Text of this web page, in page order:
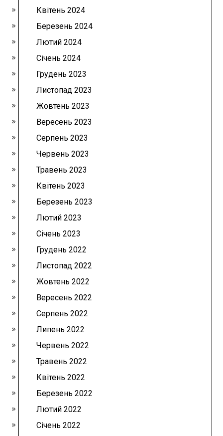
Квітень 2024
Березень 2024
Лютий 2024
Січень 2024
Грудень 2023
Листопад 2023
Жовтень 2023
Вересень 2023
Серпень 2023
Червень 2023
Травень 2023
Квітень 2023
Березень 2023
Лютий 2023
Січень 2023
Грудень 2022
Листопад 2022
Жовтень 2022
Вересень 2022
Серпень 2022
Липень 2022
Червень 2022
Травень 2022
Квітень 2022
Березень 2022
Лютий 2022
Січень 2022